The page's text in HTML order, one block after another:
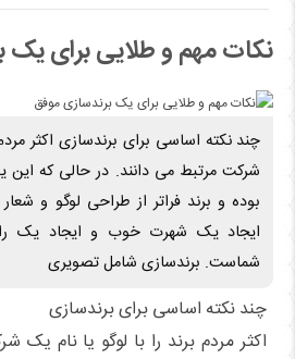
نکات مهم و طلایی برای یک
چند نکته اساسی برای برندسازی اکثر
شرکت مرتبط می دانند. در حالی که این
بوده و برند فراتر از طراحی لوگو و
ایجاد یک شهرت خوب و ایجاد یک
شماست. برندسازی شامل تصویری
چند نکته اساسی برای برندسازی
اکثر مردم برند را با لوگو یا نام